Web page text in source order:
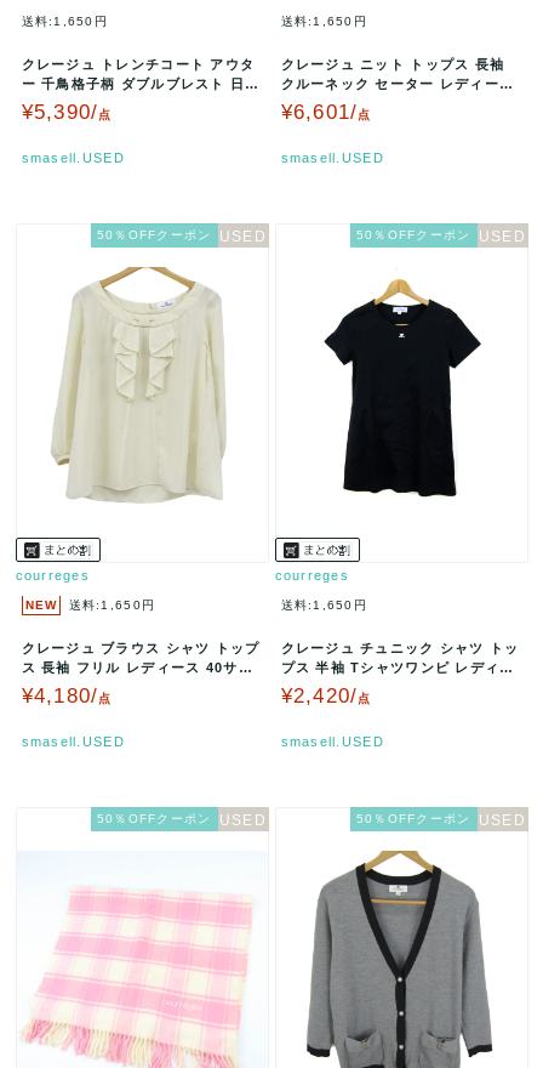
送料:1,650円
クレージュ トレンチコート アウタ
ー 千鳥格子柄 ダブルブレスト 日本
製 レディース 9ARサイズ …
¥5,390/点
smasell.USED
送料:1,650円
クレージュ ニット トップス 長袖
クルーネック セーター レディース
9Rサイズ ベージュ cou…
¥6,601/点
smasell.USED
50％OFFクーポン
courreges
NEW 送料:1,650円
クレージュ ブラウス シャツ トップ
ス 長袖 フリル レディース 40サイ
ズ ホワイト courre…
¥4,180/点
smasell.USED
50％OFFクーポン
courreges
送料:1,650円
クレージュ チュニック シャツ トッ
プス 半袖 Tシャツワンピ レディー
ス 38サイズ ブラック c…
¥2,420/点
smasell.USED
50％OFFクーポン 50％OFFクーポン